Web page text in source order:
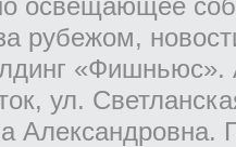
освещающее
рубежом,
«Фишньюс».
ул.
Александровна.